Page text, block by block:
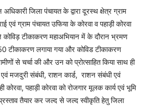
अधिकारी जिला पंचायत के द्वारा दूरस्थ क्षेत्र ग्राम
एवं ग्राम पंचायत उफिया के कोरवा व पहाड़ी कोरवा
टीकाकरण महाअभियान में के दौरान भ्रमण
टीकाकरण लगाया गया और कोविड टीकाकरण
से चर्चा की और उन को प्रोत्साहित किया साथ ही
एवं मजदुरी संबंधी, राशन कार्ड, राशन संबंधी एवं
कोरवा, पहाड़ी कोरवा को रोजगार मूलक कार्य एवं भूमि
तैयार कर जल्द से जल्द स्वीकृति हेतु जिला